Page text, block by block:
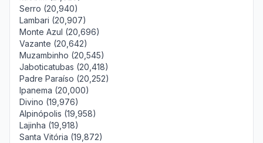
Serro (20,940)
Lambari (20,907)
Monte Azul (20,696)
Vazante (20,642)
Muzambinho (20,545)
Jaboticatubas (20,418)
Padre Paraíso (20,252)
Ipanema (20,000)
Divino (19,976)
Alpinópolis (19,958)
Lajinha (19,918)
Santa Vitória (19,872)